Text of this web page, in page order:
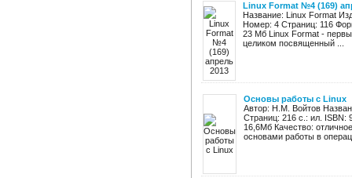
Linux Format №4 (169)
Название: Linux Format
Номер: 4 Страниц: 116
23 Мб Linux Format -
целиком посвященный ...
Основы работы с Linux
Автор: Н.М. Войтов
Страниц: 216 с.: ил. ISBN:
16,6Мб Качество:
основами работы в